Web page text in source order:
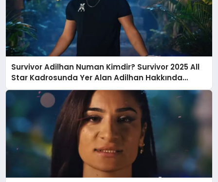
Survivor Adilhan Numan Kimdir? Survivor 2025 All
Star Kadrosunda Yer Alan Adilhan Hakkında
Detaylar